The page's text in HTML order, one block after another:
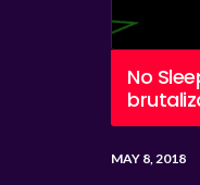
No
MAY 8, 2018